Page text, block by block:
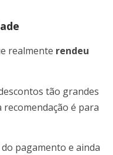
realmente rendeu
tão grandes
é para
pagamento e ainda